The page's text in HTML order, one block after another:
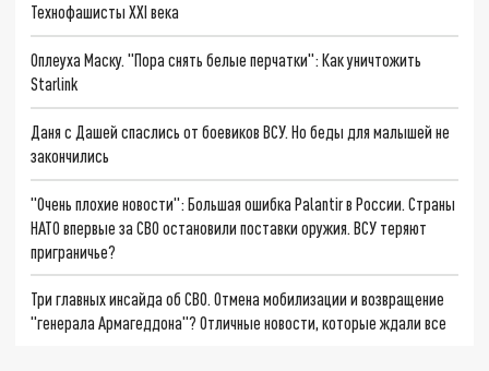
Технофашисты XXI века
Оплеуха Маску. "Пора снять белые перчатки": Как уничтожить
Starlink
Даня с Дашей спаслись от боевиков ВСУ. Но беды для малышей не
закончились
"Очень плохие новости": Большая ошибка Palantir в России. Страны
НАТО впервые за СВО остановили поставки оружия. ВСУ теряют
приграничье?
Три главных инсайда об СВО. Отмена мобилизации и возвращение
"генерала Армагеддона"? Отличные новости, которые ждали все